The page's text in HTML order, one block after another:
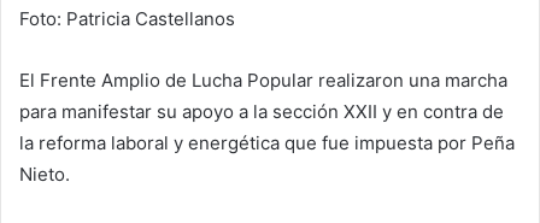
Foto: Patricia Castellanos
El Frente Amplio de Lucha Popular realizaron una marcha
para manifestar su apoyo a la sección XXII y en contra de
la reforma laboral y energética que fue impuesta por Peña
Nieto.